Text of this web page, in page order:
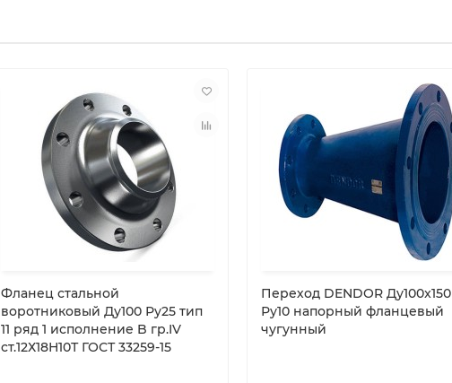
Фланец стальной
воротниковый Ду100 Ру25 тип
11 ряд 1 исполнение B гр.IV
ст.12Х18Н10Т ГОСТ 33259-15
Переход DENDOR Ду100x150
Ру10 напорный фланцевый
чугунный